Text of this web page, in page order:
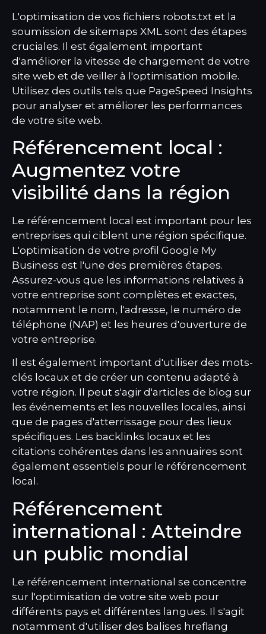
L'optimisation de vos fichiers robots.txt et la
soumission de sitemaps XML sont des étapes
cruciales. Il est également important
d'améliorer la vitesse de chargement de votre
site web et de veiller à l'optimisation mobile.
Utilisez des outils tels que PageSpeed Insights
pour analyser et améliorer les performances
de votre site web.
Référencement local :
Augmentez votre
visibilité dans la région
Le référencement local est important pour les
entreprises qui ciblent une région spécifique.
L'optimisation de votre profil Google My
Business est l'une des premières étapes.
Assurez-vous que les informations relatives à
votre entreprise sont complètes et exactes,
notamment le nom, l'adresse, le numéro de
téléphone (NAP) et les heures d'ouverture de
votre entreprise.
Il est également important d'utiliser des mots-
clés locaux et de créer un contenu adapté à
votre région. Il peut s'agir d'articles de blog sur
les événements et les nouvelles locales, ainsi
que de pages d'atterrissage pour des lieux
spécifiques. Les backlinks locaux et les
citations cohérentes dans les annuaires sont
également essentiels pour le référencement
local.
Référencement
international : Atteindre
un public mondial
Le référencement international se concentre
sur l'optimisation de votre site web pour
différents pays et différentes langues. Il s'agit
notamment d'utiliser des balises hreflang